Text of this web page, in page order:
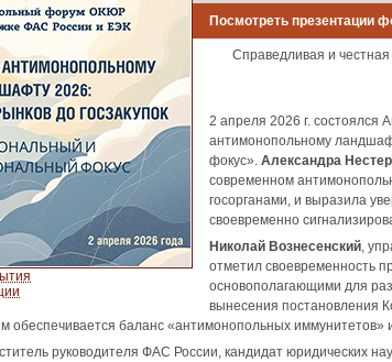
Посмотреть презентации
Справедливая и честная
2 апреля 2026 г.
антимонопольному
фокус». Александра
современном
госорганами, и выразила
своевременно
Николай Вознесенский,
отметил своевременность
основополагающими для
вынесения постановления
обеспечивается баланс «антимонопольных
руководителя ФАС России, кандидат юридических